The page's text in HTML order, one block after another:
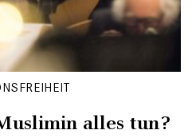
alles tun?